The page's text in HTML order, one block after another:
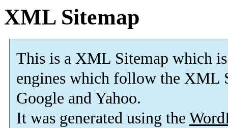
XML Sitemap
This is a XML Sitemap which is
engines which follow the XML
Google and Yahoo.
It was generated using the